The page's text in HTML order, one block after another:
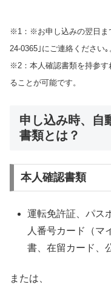
※1：※お申し込みの翌日ま
24-0365｣にご連絡ください｡
※2：本人確認書類を持参す
ることが可能です。
申し込み時、自
書類とは？
本人確認書類
運転免許証、パス
人番号カード（マ
書、在留カード、
または、